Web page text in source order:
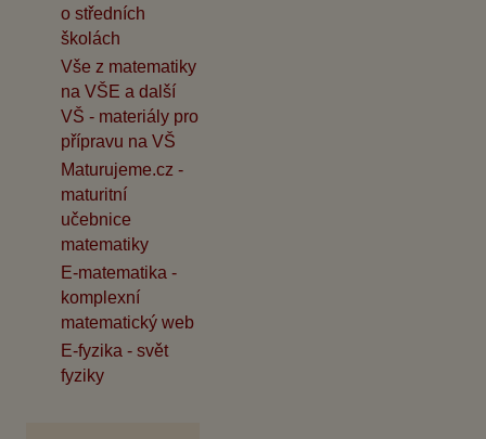
o středních
školách
Vše z matematiky
na VŠE a další
VŠ - materiály pro
přípravu na VŠ
Maturujeme.cz -
maturitní
učebnice
matematiky
E-matematika -
komplexní
matematický web
E-fyzika - svět
fyziky